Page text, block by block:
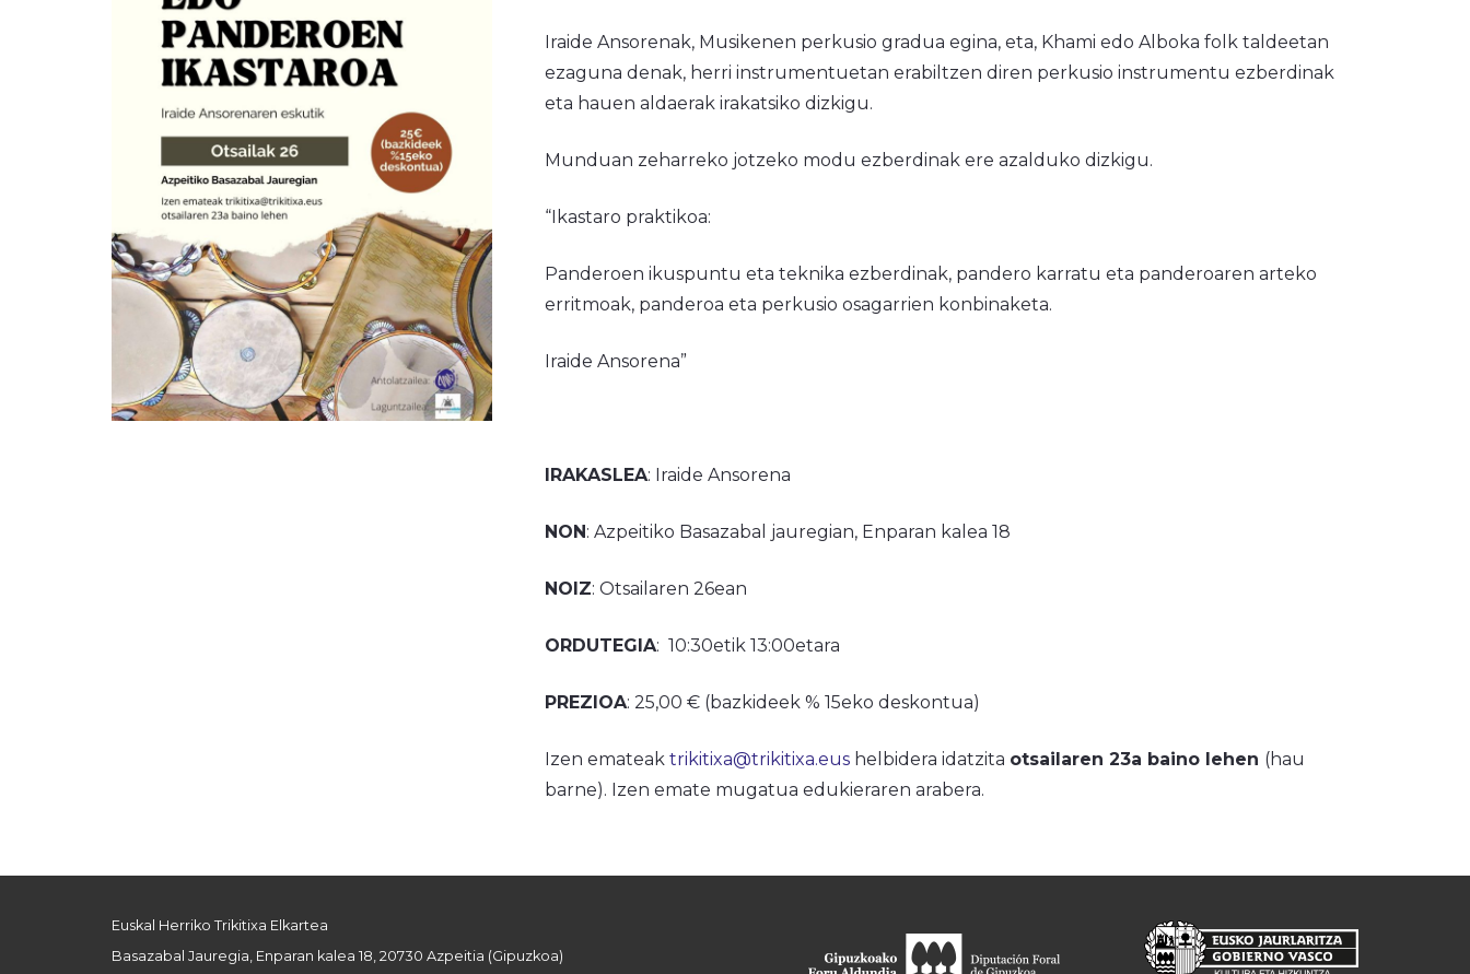
Iraide Ansorenak, Musikenen perkusio gradua egina, eta, Khami edo Alboka folk taldeetan
ezaguna denak, herri instrumentuetan erabiltzen diren perkusio instrumentu ezberdinak
eta hauen aldaerak irakatsiko dizkigu.
Munduan zeharreko jotzeko modu ezberdinak ere azalduko dizkigu.
“Ikastaro praktikoa:
Panderoen ikuspuntu eta teknika ezberdinak, pandero karratu eta panderoaren arteko
erritmoak, panderoa eta perkusio osagarrien konbinaketa.
Iraide Ansorena”
IRAKASLEA: Iraide Ansorena
NON: Azpeitiko Basazabal jauregian, Enparan kalea 18
NOIZ: Otsailaren 26ean
ORDUTEGIA: 10:30etik 13:00etara
PREZIOA: 25,00 € (bazkideek % 15eko deskontua)
Izen emateak trikitixa@trikitixa.eushelbidera idatzita otsailaren 23a baino lehen (hau
barne). Izen emate mugatua edukieraren arabera.
Euskal Herriko Trikitixa Elkartea
Basazabal Jauregia, Enparan kalea 18, 20730 Azpeitia (Gipuzkoa)